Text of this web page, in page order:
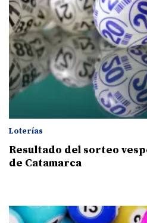
Loterías
Resultado del sorteo
de Catamarca